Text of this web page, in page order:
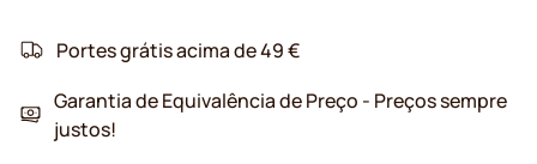
Portes grátis acima de 49 €
Garantia de Equivalência de Preço - Preços sempre
justos!